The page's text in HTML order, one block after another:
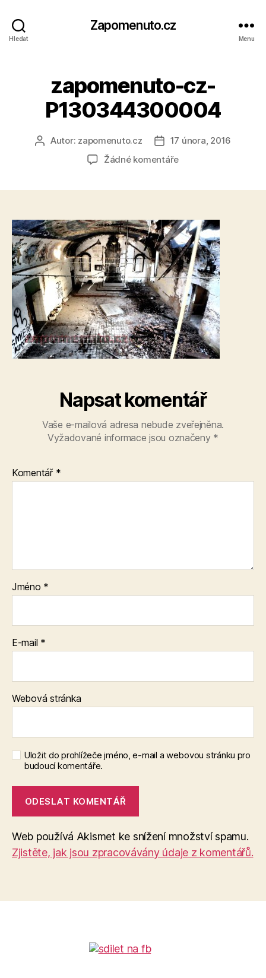
Hledat
Zapomenuto.cz
Menu
zapomenuto-cz-
P130344300004
AutorAutor: zapomenuto.cz
Datum
příspěvku
17 února, 2016
Žádné komentářeu
cz-
P130344300004
Napsat komentář
Vaše e-mailová adresa nebude zveřejněna.
Vyžadované informace jsou označeny *
Komentář *
Jméno *
E-mail *
Webová stránka
Uložit do prohlížeče jméno, e-mail a webovou stránku pro
budoucí komentáře.
Web používá Akismet ke snížení množství spamu.
Zjistěte, jak jsou zpracovávány údaje z komentářů.